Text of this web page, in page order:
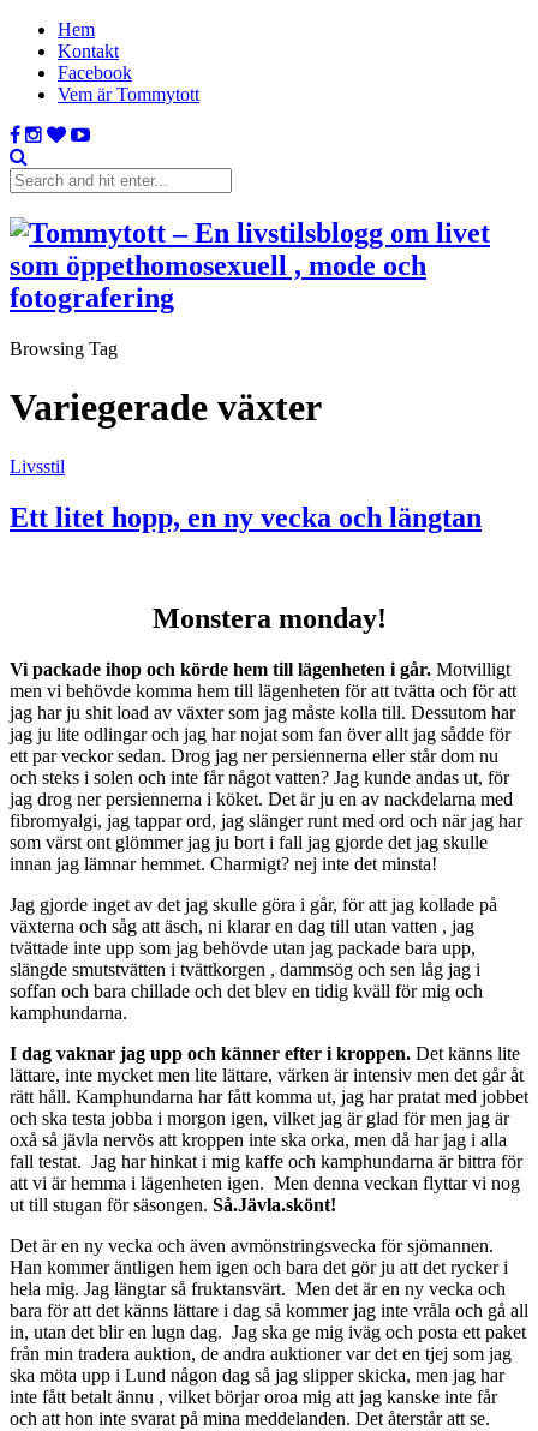
Hem
Kontakt
Facebook
Vem är Tommytott
Browsing Tag
Variegerade växter
Livsstil
Ett litet hopp, en ny vecka och längtan
Monstera monday!
Vi packade ihop och körde hem till lägenheten i går. Motvilligt
men vi behövde komma hem till lägenheten för att tvätta och för att
jag har ju shit load av växter som jag måste kolla till. Dessutom har
jag ju lite odlingar och jag har nojat som fan över allt jag sådde för
ett par veckor sedan. Drog jag ner persiennerna eller står dom nu
och steks i solen och inte får något vatten? Jag kunde andas ut, för
jag drog ner persiennerna i köket. Det är ju en av nackdelarna med
fibromyalgi, jag tappar ord, jag slänger runt med ord och när jag har
som värst ont glömmer jag ju bort i fall jag gjorde det jag skulle
innan jag lämnar hemmet. Charmigt? nej inte det minsta!
Jag gjorde inget av det jag skulle göra i går, för att jag kollade på
växterna och såg att äsch, ni klarar en dag till utan vatten , jag
tvättade inte upp som jag behövde utan jag packade bara upp,
slängde smutstvätten i tvättkorgen , dammsög och sen låg jag i
soffan och bara chillade och det blev en tidig kväll för mig och
kamphundarna.
I dag vaknar jag upp och känner efter i kroppen. Det känns lite
lättare, inte mycket men lite lättare, värken är intensiv men det går åt
rätt håll. Kamphundarna har fått komma ut, jag har pratat med jobbet
och ska testa jobba i morgon igen, vilket jag är glad för men jag är
oxå så jävla nervös att kroppen inte ska orka, men då har jag i alla
fall testat. Jag har hinkat i mig kaffe och kamphundarna är bittra för
att vi är hemma i lägenheten igen. Men denna veckan flyttar vi nog
ut till stugan för säsongen. Så.Jävla.skönt!
Det är en ny vecka och även avmönstringsvecka för sjömannen.
Han kommer äntligen hem igen och bara det gör ju att det rycker i
hela mig. Jag längtar så fruktansvärt. Men det är en ny vecka och
bara för att det känns lättare i dag så kommer jag inte vråla och gå all
in, utan det blir en lugn dag. Jag ska ge mig iväg och posta ett paket
från min tradera auktion, de andra auktioner var det en tjej som jag
ska möta upp i Lund någon dag så jag slipper skicka, men jag har
inte fått betalt ännu , vilket börjar oroa mig att jag kanske inte får
och att hon inte svarat på mina meddelanden. Det återstår att se.